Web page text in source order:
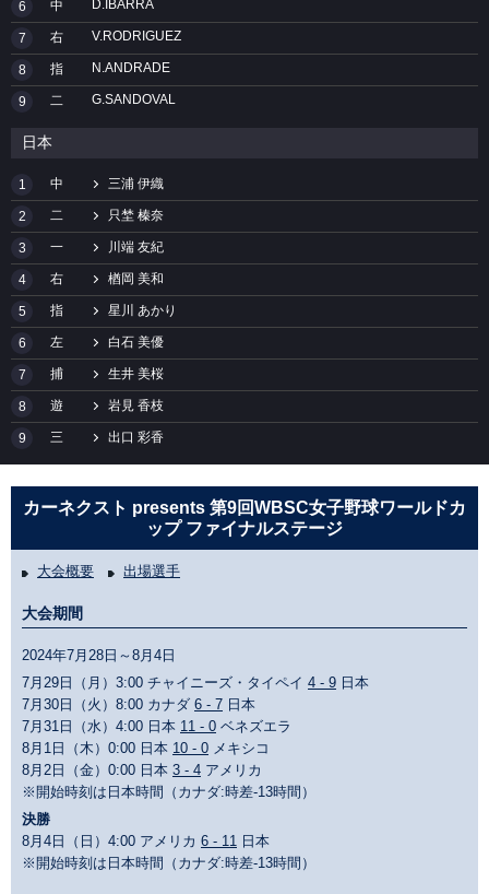
6 中 D.IBARRA
7 右 V.RODRIGUEZ
8 指 N.ANDRADE
9 二 G.SANDOVAL
日本
1 中 三浦 伊織
2 二 只埜 榛奈
3 一 川端 友紀
4 右 楢岡 美和
5 指 星川 あかり
6 左 白石 美優
7 捕 生井 美桜
8 遊 岩見 香枝
9 三 出口 彩香
カーネクスト presents 第9回WBSC女子野球ワールドカ
ップ ファイナルステージ
大会概要 出場選手
大会期間
2024年7月28日～8月4日
7月29日（月）3:00 チャイニーズ・タイペイ 4 - 9 日本
7月30日（火）8:00 カナダ 6 - 7 日本
7月31日（水）4:00 日本 11 - 0 ベネズエラ
8月1日（木）0:00 日本 10 - 0 メキシコ
8月2日（金）0:00 日本 3 - 4 アメリカ
※開始時刻は日本時間（カナダ:時差-13時間）
決勝
8月4日（日）4:00 アメリカ 6 - 11
日本
※開始時刻は日本時間（カナダ:時差-13時間）